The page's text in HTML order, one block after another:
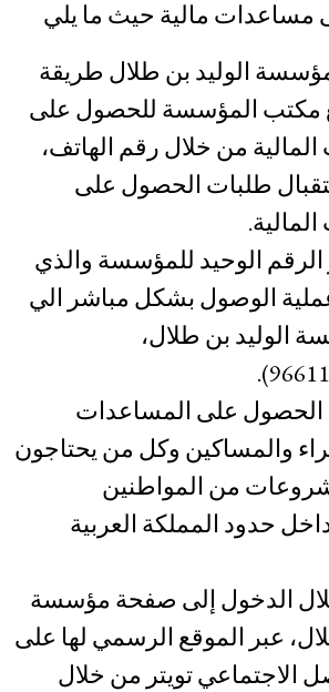
مالية حيث ما يلي
الوليد بن طلال طريقة
مكتب المؤسسة للحصول على
من خلال رقم الهاتف،
طلبات الحصول على
الرقم الوحيد للمؤسسة والذي
الوصول بشكل مباشر الي
الوليد بن طلال،
على المساعدات
والمساكين وكل من يحتاجون
من المواطنين
حدود المملكة العربية
الدخول إلى صفحة مؤسسة
عبر الموقع الرسمي لها على
الاجتماعي تويتر من خلال